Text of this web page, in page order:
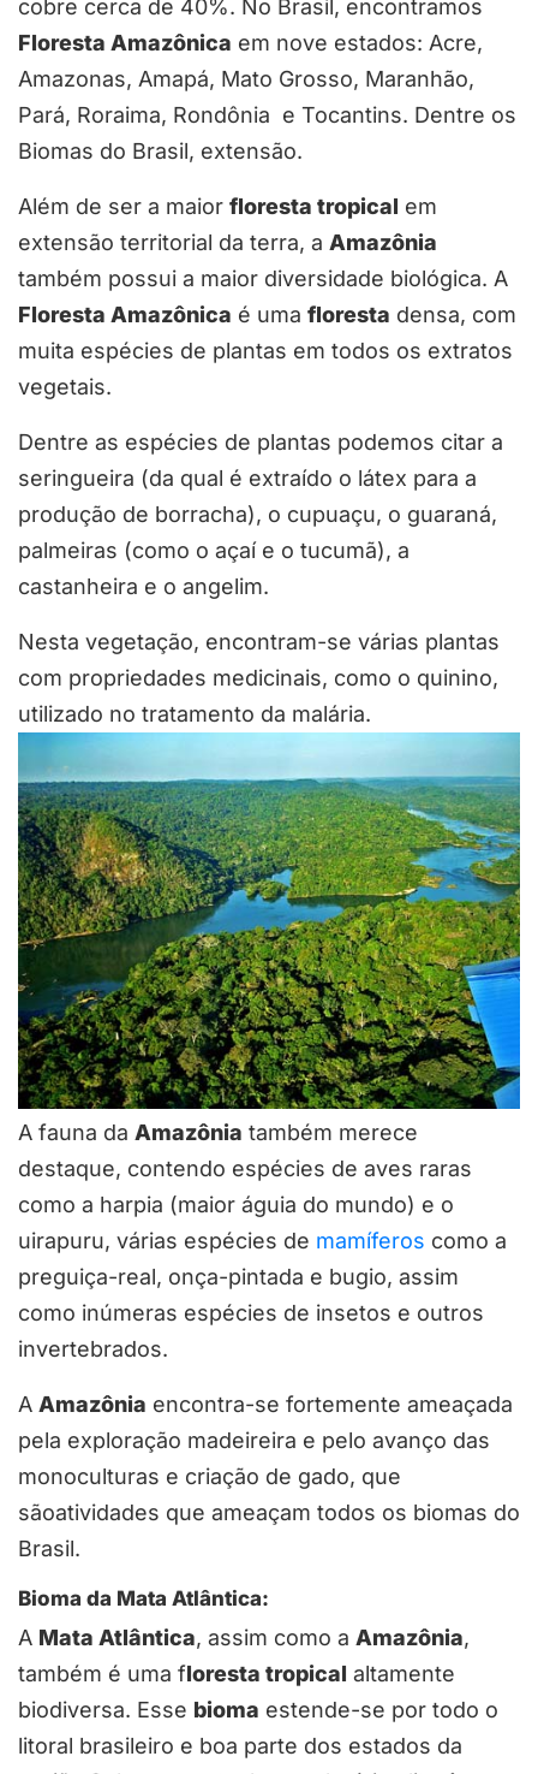
cobre cerca de 40%. No Brasil, encontramos
Floresta Amazônica em nove estados: Acre,
Amazonas, Amapá, Mato Grosso, Maranhão,
Pará, Roraima, Rondônia e Tocantins. Dentre os
Biomas do Brasil, extensão.
Além de ser a maior floresta tropical em
extensão territorial da terra, a Amazônia
também possui a maior diversidade biológica. A
Floresta Amazônica é uma floresta densa, com
muita espécies de plantas em todos os extratos
vegetais.
Dentre as espécies de plantas podemos citar a
seringueira (da qual é extraído o látex para a
produção de borracha), o cupuaçu, o guaraná,
palmeiras (como o açaí e o tucumã), a
castanheira e o angelim.
Nesta vegetação, encontram-se várias plantas
com propriedades medicinais, como o quinino,
utilizado no tratamento da malária.
A fauna da Amazônia também merece
destaque, contendo espécies de aves raras
como a harpia (maior águia do mundo) e o
uirapuru, várias espécies de mamíferos como a
preguiça-real, onça-pintada e bugio, assim
como inúmeras espécies de insetos e outros
invertebrados.
A Amazônia encontra-se fortemente ameaçada
pela exploração madeireira e pelo avanço das
monoculturas e criação de gado, que
sãoatividades que ameaçam todos os biomas do
Brasil.
Bioma da Mata Atlântica:
A Mata Atlântica, assim como a Amazônia,
também é uma floresta tropical altamente
biodiversa. Esse bioma estende-se por todo o
litoral brasileiro e boa parte dos estados da